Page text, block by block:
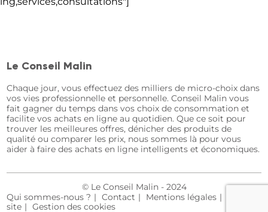
Le Conseil Malin
Chaque jour, vous effectuez des milliers de micro-choix dans
vos vies professionnelle et personnelle. Conseil Malin vous
fait gagner du temps dans vos choix de consommation et
facilite vos achats en ligne au quotidien. Que ce soit pour
trouver les meilleures offres, dénicher des produits de
qualité ou comparer les prix, nous sommes là pour vous
aider à faire des achats en ligne intelligents et économiques.
© Le Conseil Malin - 2024
Qui sommes-nous ?
Contact Mentions légales
site
Gestion des cookies